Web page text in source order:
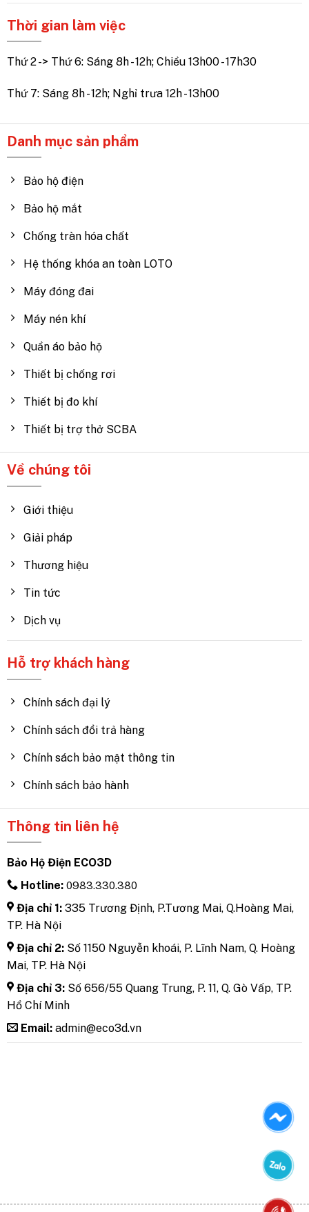
Thời gian làm việc
Thứ 2 -> Thứ 6: Sáng 8h - 12h; Chiều 13h00 - 17h30
Thứ 7: Sáng 8h - 12h; Nghỉ trưa 12h - 13h00
Danh mục sản phẩm
Bảo hộ điện
Bảo hộ mắt
Chống tràn hóa chất
Hệ thống khóa an toàn LOTO
Máy đóng đai
Máy nén khí
Quần áo bảo hộ
Thiết bị chống rơi
Thiết bị đo khí
Thiết bị trợ thở SCBA
Về chúng tôi
Giới thiệu
Giải pháp
Thương hiệu
Tin tức
Dịch vụ
Hỗ trợ khách hàng
Chính sách đại lý
Chính sách đổi trả hàng
Chính sách bảo mật thông tin
Chính sách bảo hành
Thông tin liên hệ
Bảo Hộ Điện ECO3D
Hotline: 0983.330.380
Địa chỉ 1: 335 Trương Định, P.Tương Mai, Q.Hoàng Mai,
TP. Hà Nội
Địa chỉ 2: Số 1150 Nguyễn khoái, P. Lĩnh Nam, Q. Hoàng
Mai, TP. Hà Nội
Địa chỉ 3: Số 656/55 Quang Trung, P. 11, Q. Gò Vấp, TP.
Hồ Chí Minh
Email: admin@eco3d.vn